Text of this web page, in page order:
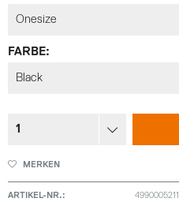
FARBE:
MERKEN
ARTIKEL-NR.: 4990005211